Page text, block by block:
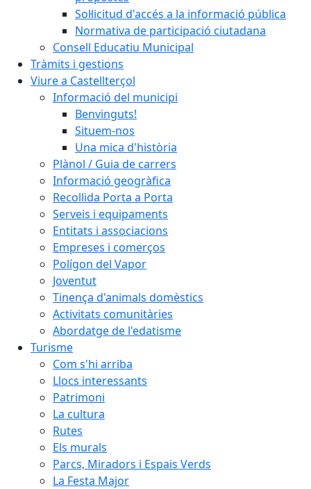
Sol·licitud d'accés a la informació pública
Normativa de participació ciutadana
Consell Educatiu Municipal
Tràmits i gestions
Viure a Castellterçol
Informació del municipi
Benvinguts!
Situem-nos
Una mica d'història
Plànol / Guia de carrers
Informació geogràfica
Recollida Porta a Porta
Serveis i equipaments
Entitats i associacions
Empreses i comerços
Polígon del Vapor
Joventut
Tinença d'animals domèstics
Activitats comunitàries
Abordatge de l'edatisme
Turisme
Com s'hi arriba
Llocs interessants
Patrimoni
La cultura
Rutes
Els murals
Parcs, Miradors i Espais Verds
La Festa Major